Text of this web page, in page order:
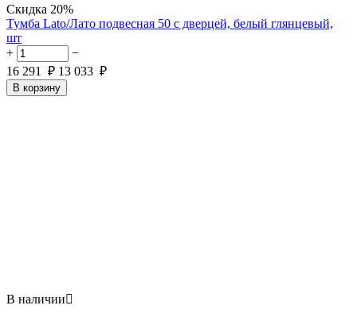
Скидка 20%
Тумба Lato/Лато подвесная 50 с дверцей, белый глянцевый,
шт
+
−
16 291
₽ 13 033 ₽
В корзину
В наличии